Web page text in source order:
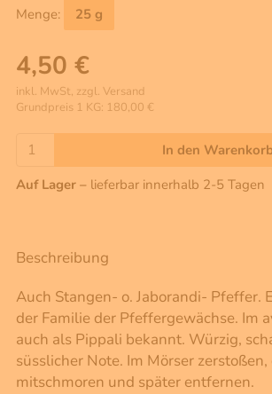
Menge: 25 g
4,50 €
inkl. MwSt, zzgl. Versand
Grundpreis 1 KG: 180,00 €
In den
Auf Lager – lieferbar innerhalb 2-5 Tagen
Beschreibung
Auch Stangen- o. Jaborandi- Pfeffer.
der Familie der Pfeffergewächse. Im
auch als Pippali bekannt. Würzig,
süsslicher Note. Im Mörser
mitschmoren und später entfernen.